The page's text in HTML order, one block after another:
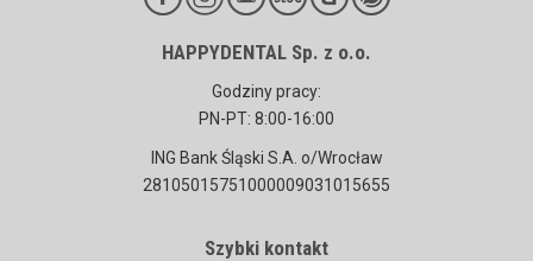
HAPPYDENTAL Sp. z o.o.
Godziny pracy:
PN-PT: 8:00-16:00
ING Bank Śląski S.A. o/Wrocław
28105015751000009031015655
Szybki kontakt